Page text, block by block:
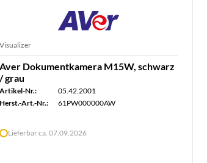
Visualizer
Aver Dokumentkamera M15W, schwarz
/ grau
Artikel-Nr.:
05.42.2001
Herst.-Art.-Nr.:
61PW000000AW
Lieferbar ca. 07.09.2026